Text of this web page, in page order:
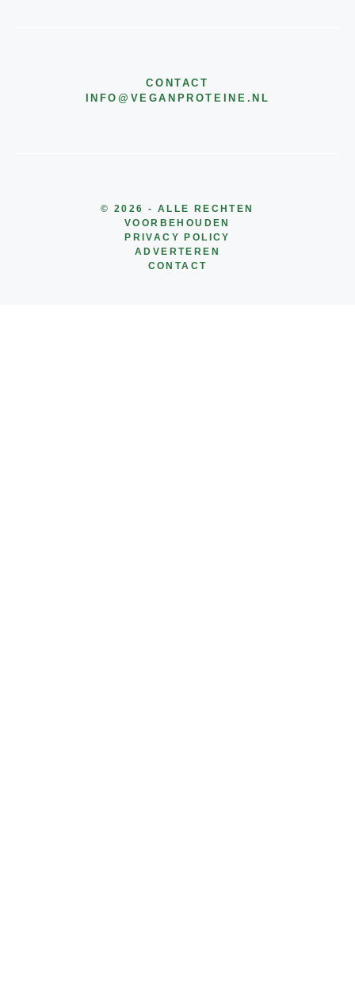
CONTACT
INFO@ VEGANPROTEINE .NL
© 2026 - ALLE RECHTEN
VOORBEHOUDEN
PRIVACY POLICY
ADVERTEREN
CONTACT